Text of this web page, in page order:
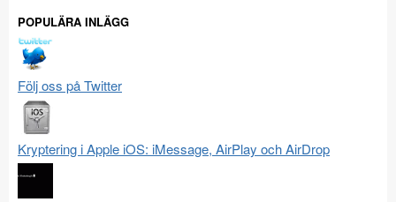
POPULÄRA INLÄGG
Följ oss på Twitter
Kryptering i Apple iOS: iMessage, AirPlay och AirDrop